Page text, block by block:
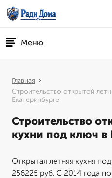
Меню
Главная
Строительство открытой
Екатеринбурге
Строительство
кухни под ключ в
Открытая летняя кухня
256225 руб. С 2014 года